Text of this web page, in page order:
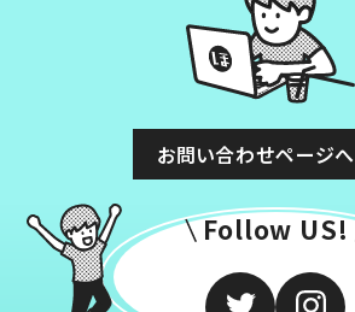
お問い合わせページへ
Follow US!